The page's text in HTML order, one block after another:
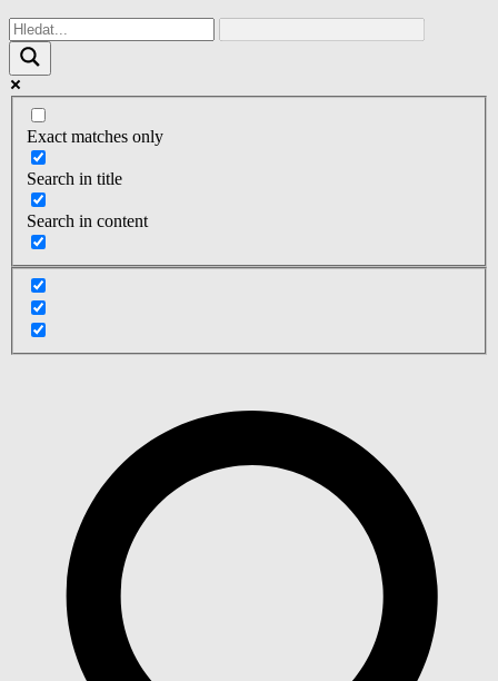
Exact matches only
Search in title
Search in content